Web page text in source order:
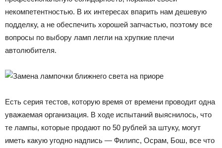
некомпетентностью. В их интересах впарить нам дешевую
подделку, а не обеспечить хорошей запчастью, поэтому все
вопросы по выбору ламп легли на хрупкие плечи
автолюбителя.
Есть серия тестов, которую время от времени проводит одна
уважаемая организация. В ходе испытаний выяснилось, что
те лампы, которые продают по 50 рублей за штуку, могут
иметь какую угодно надпись — Филипс, Осрам, Бош, все что